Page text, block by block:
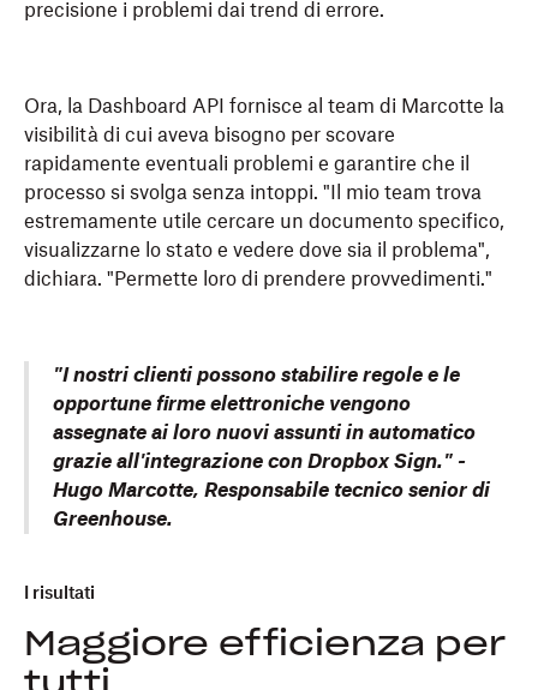
precisione i problemi dai trend di errore.
Ora, la Dashboard API fornisce al team di Marcotte la
visibilità di cui aveva bisogno per scovare
rapidamente eventuali problemi e garantire che il
processo si svolga senza intoppi. "Il mio team trova
estremamente utile cercare un documento specifico,
visualizzarne lo stato e vedere dove sia il problema",
dichiara. "Permette loro di prendere provvedimenti."
"I nostri clienti possono stabilire regole e le
opportune firme elettroniche vengono
assegnate ai loro nuovi assunti in automatico
grazie all'integrazione con Dropbox Sign." -
Hugo Marcotte, Responsabile tecnico senior di
Greenhouse.
I risultati
Maggiore efficienza per